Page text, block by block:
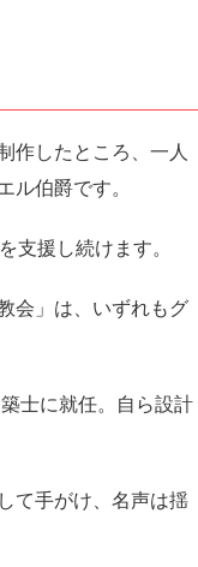
作したところ、一人
ル伯爵です。
支援し続けます。
会」は、いずれもグ
士に就任。自ら設計
て手がけ、名声は揺